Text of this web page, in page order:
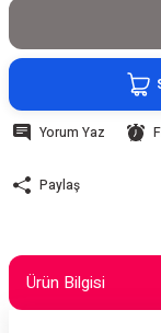
Yorum Yaz
Paylaş
Ürün Bilgisi